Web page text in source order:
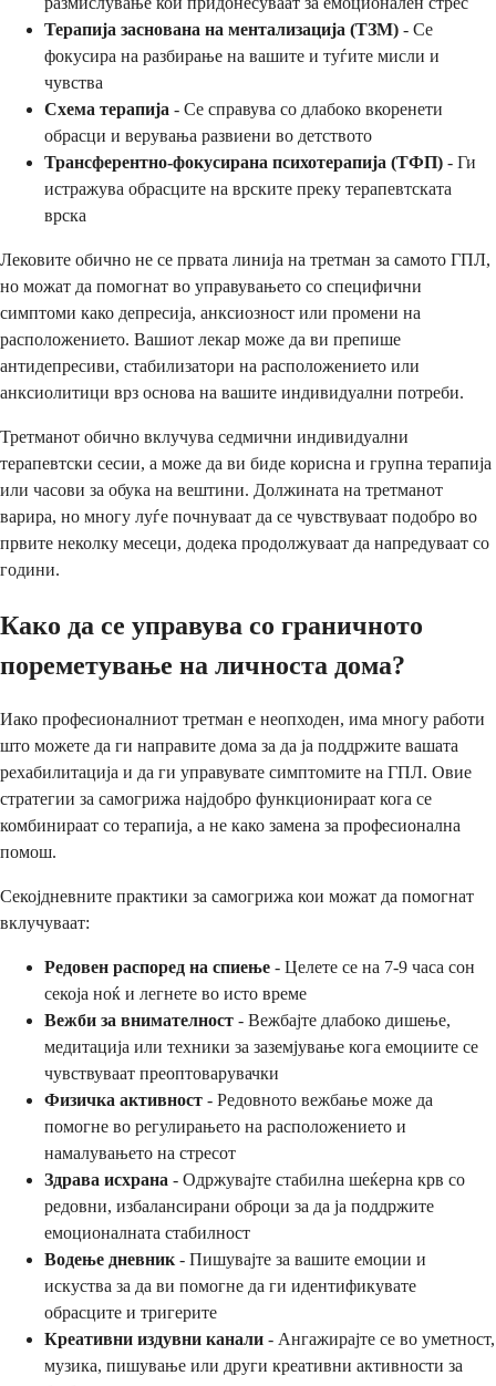
Терапија заснована на ментализација (ТЗМ) - Се
фокусира на разбирање на вашите и туѓите мисли и
чувства
Схема терапија - Се справува со длабоко вкоренети
обрасци и верувања развиени во детството
Трансферентно-фокусирана психотерапија (ТФП) - Ги
истражува обрасците на врските преку терапевтската
врска
Лековите обично не се првата линија на третман за самото ГПЛ,
но можат да помогнат во управувањето со специфични
симптоми како депресија, анксиозност или промени на
расположението. Вашиот лекар може да ви препише
антидепресиви, стабилизатори на расположението или
анксиолитици врз основа на вашите индивидуални потреби.
Третманот обично вклучува седмични индивидуални
терапевтски сесии, а може да ви биде корисна и групна терапија
или часови за обука на вештини. Должината на третманот
варира, но многу луѓе почнуваат да се чувствуваат подобро во
првите неколку месеци, додека продолжуваат да напредуваат со
години.
Како да се управува со граничното
пореметување на личноста дома?
Иако професионалниот третман е неопходен, има многу работи
што можете да ги направите дома за да ја поддржите вашата
рехабилитација и да ги управувате симптомите на ГПЛ. Овие
стратегии за самогрижа најдобро функционираат кога се
комбинираат со терапија, а не како замена за професионална
помош.
Секојдневните практики за самогрижа кои можат да помогнат
вклучуваат:
Редовен распоред на спиење - Целете се на 7-9 часа сон
секоја ноќ и легнете во исто време
Вежби за внимателност - Вежбајте длабоко дишење,
медитација или техники за заземјување кога емоциите се
чувствуваат преоптоварувачки
Физичка активност - Редовното вежбање може да
помогне во регулирањето на расположението и
намалувањето на стресот
Здрава исхрана - Одржувајте стабилна шеќерна крв со
редовни, избалансирани оброци за да ја поддржите
емоционалната стабилност
Водење дневник- Пишувајте за вашите емоции и
искуства за да ви помогне да ги идентификувате
обрасците и тригерите
Креативни издувни канали - Ангажирајте се во уметност,
музика, пишување или други креативни активности за